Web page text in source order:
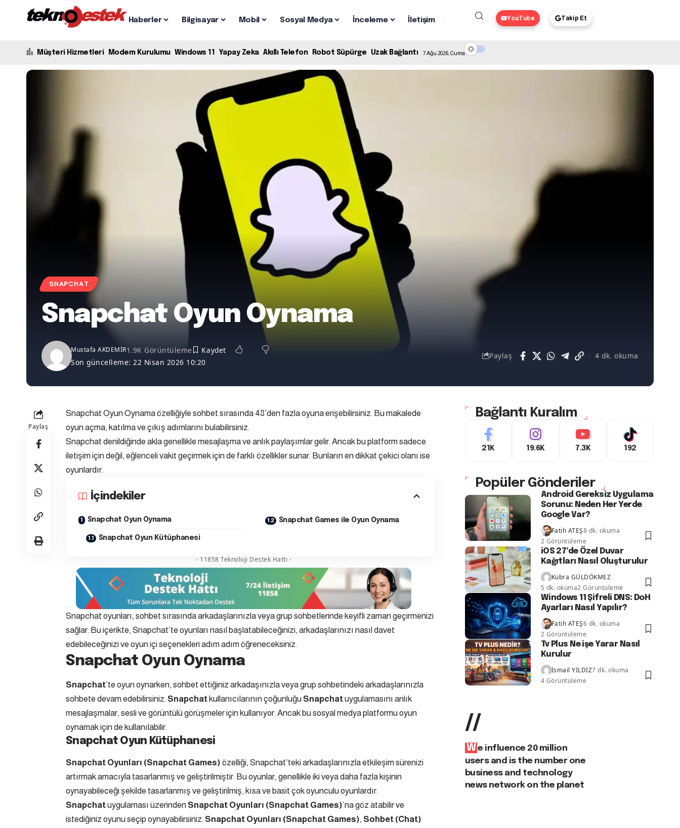
Haberler Bilgisayar Mobil Sosyal Medya İnceleme İletişim YouTube Takip Et
Müşteri Hizmetleri Modem Kurulumu Windows 11 Yapay Zeka Akıllı Telefon Robot Süpürge Uzak Bağlantı 7 Ağu 2026, Cuma
SNAPCHAT
Snapchat Oyun Oynama
Son güncelleme: 22 Nisan 2026 10:20
Mustafa AKDEMİR1.9K Görüntüleme
Paylaş 4 dk. okuma
Paylaş
Snapchat Oyun Oynama özelliğiyle sohbet sırasında 48’den fazla oyuna erişebilirsiniz. Bu makalede
oyun açma, katılma ve çıkış adımlarını bulabilirsiniz.
Snapchat denildiğinde akla genellikle mesajlaşma ve anlık paylaşımlar gelir. Ancak bu platform sadece
iletişim için değil, eğlenceli vakit geçirmek için de farklı özellikler sunar. Bunların en dikkat çekici olanı ise
oyunlardır.
İçindekiler
Snapchat Oyun Oynama
Snapchat Oyun Kütüphanesi
Snapchat Games ile Oyun Oynama
- 11858 Teknoloji Destek Hattı -
Snapchat oyunları, sohbet sırasında arkadaşlarınızla veya grup sohbetlerinde keyifli zaman geçirmenizi
sağlar. Bu içerikte, Snapchat’te oyunları nasıl başlatabileceğinizi, arkadaşlarınızı nasıl davet
edebileceğinizi ve oyun içi seçenekleri adım adım öğreneceksiniz.
Snapchat Oyun Oynama
Snapchat’te oyun oynarken, sohbet ettiğiniz arkadaşınızla veya grup sohbetindeki arkadaşlarınızla
sohbete devam edebilirsiniz. Snapchat kullanıcılarının çoğunluğu Snapchatuygulamasını anlık
mesajlaşmalar, sesli ve görüntülü görüşmeler için kullanıyor. Ancak bu sosyal medya platformu oyun
oynamak için de kullanılabilir.
Snapchat Oyun Kütüphanesi
Snapchat Oyunları (Snapchat Games) özelliği, Snapchat’teki arkadaşlarınızla etkileşim sürenizi
artırmak amacıyla tasarlanmış ve geliştirilmiştir. Bu oyunlar, genellikle iki veya daha fazla kişinin
oynayabileceği şekilde tasarlanmış ve geliştirilmiş, kısa ve basit çok oyunculu oyunlardır.
Snapchatuygulaması üzerinden Snapchat Oyunları (Snapchat Games)’na göz atabilir ve
istediğiniz oyunu seçip oynayabilirsiniz. Snapchat Oyunları (Snapchat Games), Sohbet (Chat)
Bağlantı Kuralım
21K 19.6K 7.3K 192
Popüler Gönderiler
Android Gereksiz Uygulama
Sorunu: Neden Her Yerde
Google Var?
Fatih ATEŞ8 dk. okuma
2 Görüntüleme
iOS 27’de Özel Duvar
Kağıtları Nasıl Oluşturulur
Kübra GÜLDÖKMEZ
5 dk. okuma2 Görüntüleme
Windows 11 Şifreli DNS: DoH
Ayarları Nasıl Yapılır?
Fatih ATEŞ6 dk. okuma
2 Görüntüleme
Tv Plus Ne işe Yarar Nasıl
Kurulur
İsmail YILDIZ7 dk. okuma
4 Görüntüleme
//
W e influence 20 million
users and is the number one
business and technology
news network on the planet